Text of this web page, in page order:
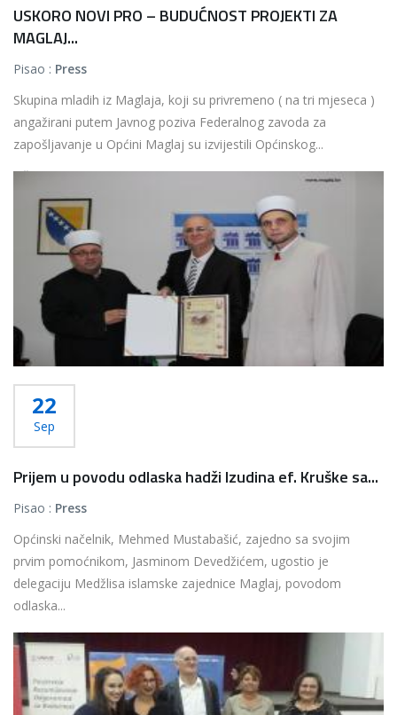
USKORO NOVI PRO – BUDUĆNOST PROJEKTI ZA
MAGLAJ...
Pisao : Press
Skupina mladih iz Maglaja, koji su privremeno ( na tri mjeseca )
angažirani putem Javnog poziva Federalnog zavoda za
zapošljavanje u Općini Maglaj su izvijestili Općinskog...
Više...
22
Sep
Prijem u povodu odlaska hadži Izudina ef. Kruške sa...
Pisao : Press
Općinski načelnik, Mehmed Mustabašić, zajedno sa svojim
prvim pomoćnikom, Jasminom Devedžićem, ugostio je
delegaciju Medžlisa islamske zajednice Maglaj, povodom
odlaska...
Više...